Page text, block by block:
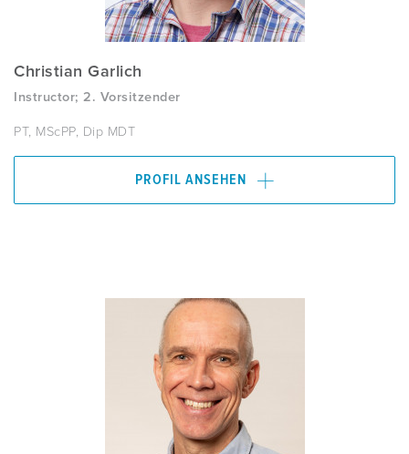
Christian Garlich
Instructor; 2. Vorsitzender
PT, MScPP, Dip MDT
PROFIL ANSEHEN